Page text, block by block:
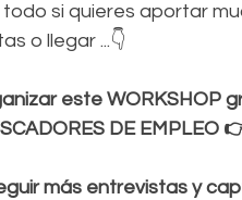
si quieres aportar
o llegar ...👇
este WORKSHOP
DE EMPLEO
más entrevistas y